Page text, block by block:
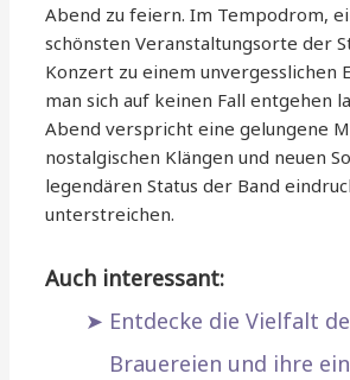
Abend zu feiern. Im Tempodrom,
schönsten Veranstaltungsorte der
Konzert zu einem unvergesslichen
man sich auf keinen Fall entgehen
Abend verspricht eine gelungene
nostalgischen Klängen und neuen
legendären Status der Band
unterstreichen.
Auch interessant:
Entdecke die Vielfalt
Brauereien und ihre